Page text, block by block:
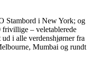
Stambord i New York; og
frivillige – veletablerede
ud i alle verdenshjørner fra
Mumbai og rundt